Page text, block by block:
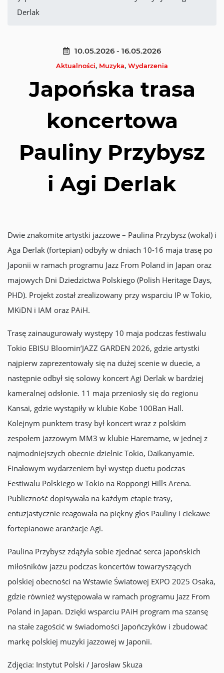
Derlak
10.05.2026 - 16.05.2026
Aktualności, Muzyka, Wydarzenia
Japońska trasa
koncertowa
Pauliny Przybysz
i Agi Derlak
Dwie znakomite artystki jazzowe – Paulina Przybysz (wokal) i
Aga Derlak (fortepian) odbyły w dniach 10-16 maja trasę po
Japonii w ramach programu Jazz From Poland in Japan oraz
majowych Dni Dziedzictwa Polskiego (Polish Heritage Days,
PHD). Projekt został zrealizowany przy wsparciu IP w Tokio,
MKiDN i IAM oraz PAiH.
Trasę zainaugurowały występy 10 maja podczas festiwalu
Tokio EBISU Bloomin’JAZZ GARDEN 2026, gdzie artystki
najpierw zaprezentowały się na dużej scenie w duecie, a
następnie odbył się solowy koncert Agi Derlak w bardziej
kameralnej odsłonie. 11 maja przeniosły się do regionu
Kansai, gdzie wystąpiły w klubie Kobe 100Ban Hall.
Kolejnym punktem trasy był koncert wraz z polskim
zespołem jazzowym MM3 w klubie Haremame, w jednej z
najmodniejszych obecnie dzielnic Tokio, Daikanyamie.
Finałowym wydarzeniem był występ duetu podczas
Festiwalu Polskiego w Tokio na Roppongi Hills Arena.
Publiczność dopisywała na każdym etapie trasy,
entuzjastycznie reagowała na piękny głos Pauliny i ciekawe
fortepianowe aranżacje Agi.
Paulina Przybysz zdążyła sobie zjednać serca japońskich
miłośników jazzu podczas koncertów towarzyszących
polskiej obecności na Wstawie Światowej EXPO 2025 Osaka,
gdzie również występowała w ramach programu Jazz From
Poland in Japan. Dzięki wsparciu PAiH program ma szansę
na stałe zagościć w świadomości Japończyków i zbudować
markę polskiej muzyki jazzowej w Japonii.
Zdjęcia: Instytut Polski / Jarosław Skuza